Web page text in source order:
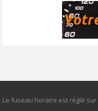
Le fuseau horaire est réglé sur